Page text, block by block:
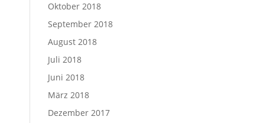
Oktober 2018
September 2018
August 2018
Juli 2018
Juni 2018
März 2018
Dezember 2017